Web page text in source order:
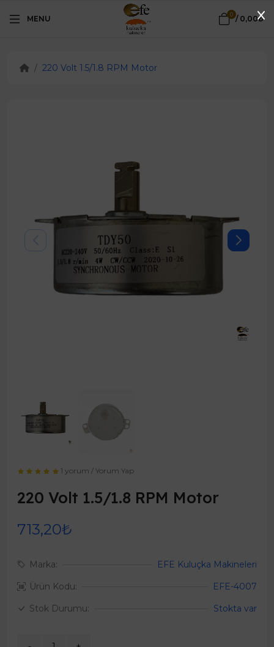
MENU 0 / 0,00₺
220 Volt 1.5/1.8 RPM Motor
1 yorum /Yorum Yap
220 Volt 1.5/1.8 RPM Motor
713,20₺
Marka:
EFE Kuluçka Makineleri
Ürün Kodu:
EFE-4007
Stok Durumu:
Stokta var